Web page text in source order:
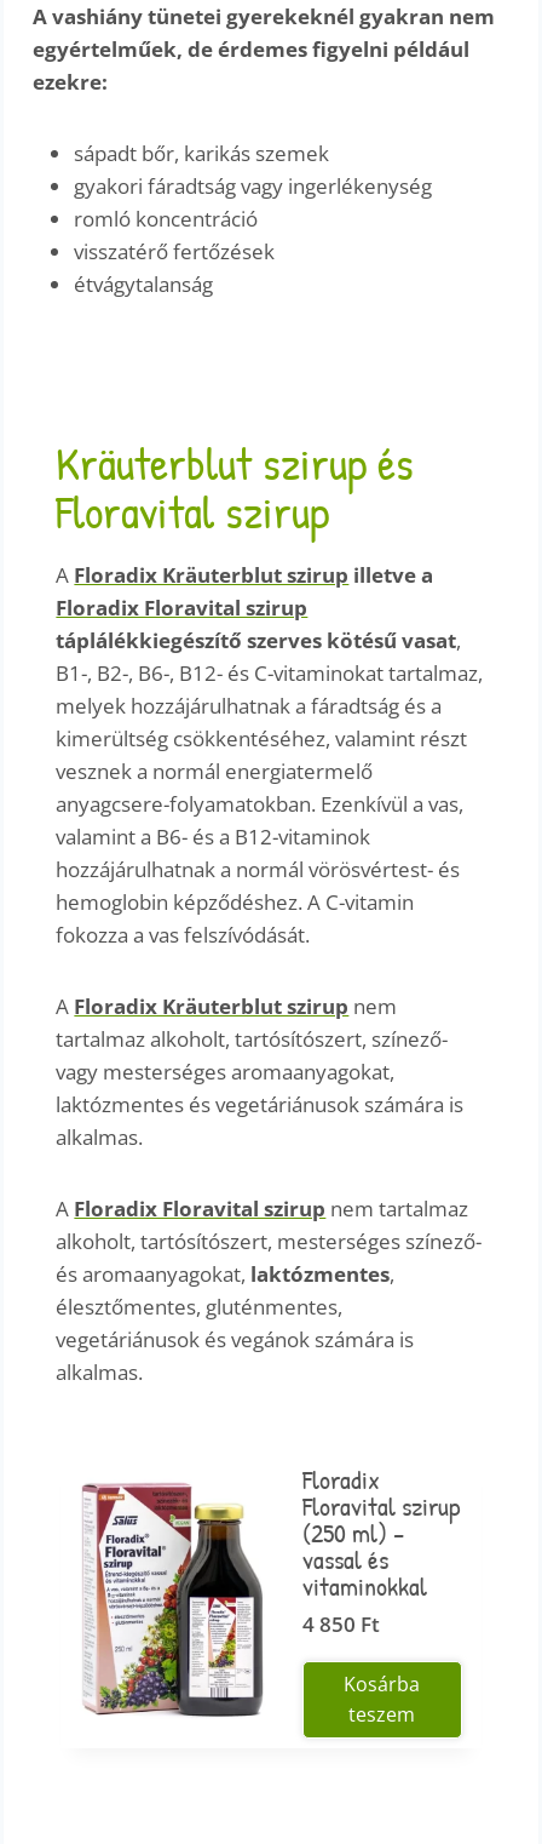
A vashiány tünetei gyerekeknél gyakran nem
egyértelműek, de érdemes figyelni például
ezekre:
sápadt bőr, karikás szemek
gyakori fáradtság vagy ingerlékenység
romló koncentráció
visszatérő fertőzések
étvágytalanság
Kräuterblut szirup és
Floravital szirup
A Floradix Kräuterblut szirup illetve a
Floradix Floravital szirup
táplálékkiegészítő szerves kötésű vasat,
B1-, B2-, B6-, B12- és C-vitaminokat tartalmaz,
melyek hozzájárulhatnak a fáradtság és a
kimerültség csökkentéséhez, valamint részt
vesznek a normál energiatermelő
anyagcsere-folyamatokban. Ezenkívül a vas,
valamint a B6- és a B12-vitaminok
hozzájárulhatnak a normál vörösvértest- és
hemoglobin képződéshez. A C-vitamin
fokozza a vas felszívódását.
A Floradix Kräuterblut szirup nem
tartalmaz alkoholt, tartósítószert, színező-
vagy mesterséges aromaanyagokat,
laktózmentes és vegetáriánusok számára is
alkalmas.
A Floradix Floravital szirup nem tartalmaz
alkoholt, tartósítószert, mesterséges színező-
és aromaanyagokat, laktózmentes,
élesztőmentes, gluténmentes,
vegetáriánusok és vegánok számára is
alkalmas.
Floradix
Floravital szirup
(250 ml) –
vassal és
vitaminokkal
4 850 Ft
Kosárba
teszem